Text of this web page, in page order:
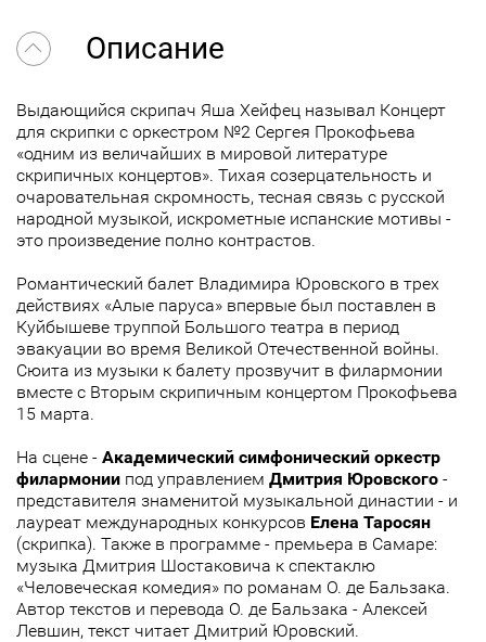
Описание
Выдающийся скрипач Яша Хейфец называл Концерт
для скрипки с оркестром №2 Сергея Прокофьева
«одним из величайших в мировой литературе
скрипичных концертов». Тихая созерцательность и
очаровательная скромность, тесная связь с русской
народной музыкой, искрометные испанские мотивы -
это произведение полно контрастов.
Романтический балет Владимира Юровского в трех
действиях «Алые паруса» впервые был поставлен в
Куйбышеве труппой Большого театра в период
эвакуации во время Великой Отечественной войны.
Сюита из музыки к балету прозвучит в филармонии
вместе с Вторым скрипичным концертом Прокофьева
15 марта.
На сцене - Академический симфонический оркестр
филармонии под управлением Дмитрия Юровского -
представителя знаменитой музыкальной династии - и
лауреат международных конкурсов Елена Таросян
(скрипка). Также в программе - премьера в Самаре:
музыка Дмитрия Шостаковича к спектаклю
«Человеческая комедия» по романам О. де Бальзака.
Автор текстов и перевода О. де Бальзака - Алексей
Левшин, текст читает Дмитрий Юровский.